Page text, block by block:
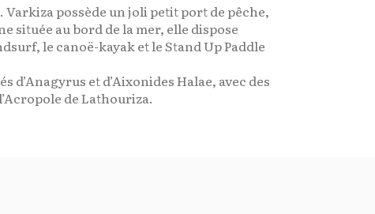
possède un joli petit port de pêche,
située au bord de la mer, elle dispose
le canoë-kayak et le Stand Up Paddle
et d’Aixonides Halae, avec des
de Lathouriza.